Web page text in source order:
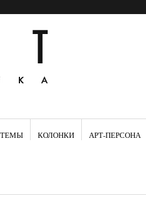
ТЕМЫ КОЛОНКИ АРТ-ПЕРСОНА